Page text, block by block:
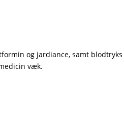
og jardiance, samt
væk.